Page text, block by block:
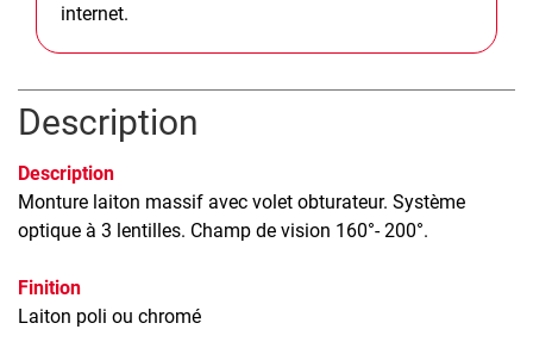
internet.
Description
Description
Monture laiton massif avec volet obturateur. Système
optique à 3 lentilles. Champ de vision 160°- 200°.
Finition
Laiton poli ou chromé